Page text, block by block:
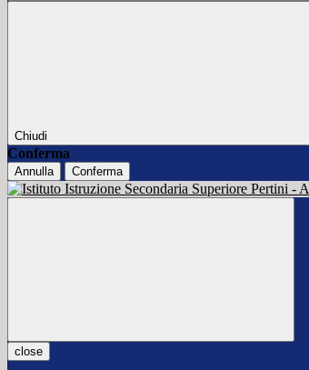
Chiudi
Conferma
Annulla Conferma
close